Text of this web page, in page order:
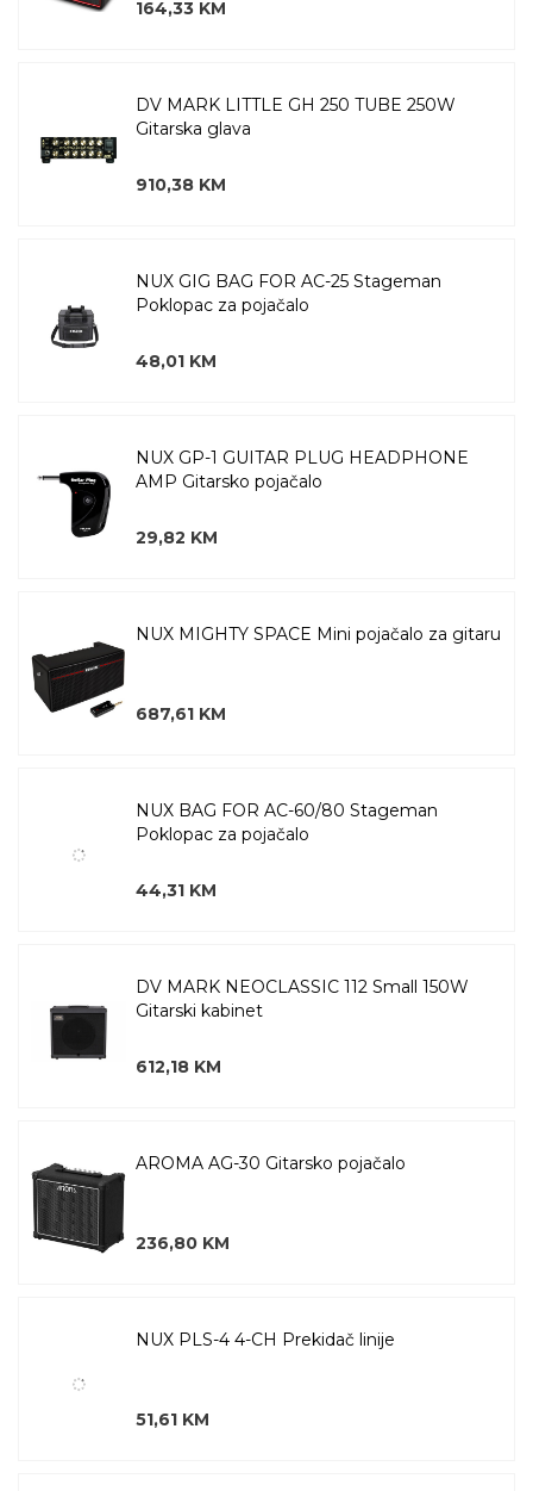
164,33 KM
DV MARK LITTLE GH 250 TUBE 250W
Gitarska glava
910,38 KM
NUX GIG BAG FOR AC-25 Stageman
Poklopac za pojačalo
48,01 KM
NUX GP-1 GUITAR PLUG HEADPHONE
AMP Gitarsko pojačalo
29,82 KM
NUX MIGHTY SPACE Mini pojačalo za gitaru
687,61 KM
NUX BAG FOR AC-60/80 Stageman
Poklopac za pojačalo
44,31 KM
DV MARK NEOCLASSIC 112 Small 150W
Gitarski kabinet
612,18 KM
AROMA AG-30 Gitarsko pojačalo
236,80 KM
NUX PLS-4 4-CH Prekidač linije
51,61 KM